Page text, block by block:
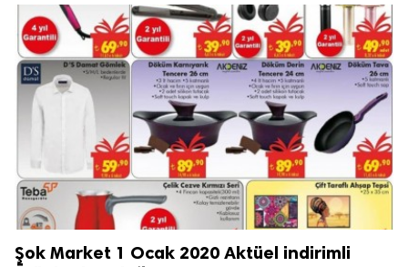
Şok Market 1 Ocak 2020 Aktüel indirimli